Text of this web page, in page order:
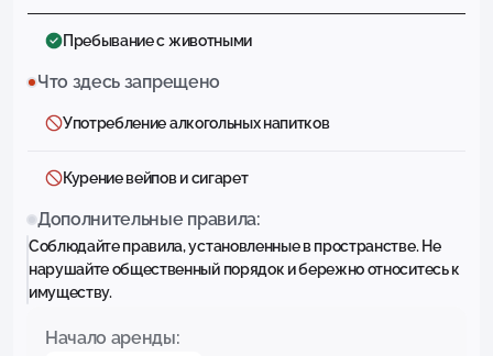
Пребывание с животными
Что здесь запрещено
Употребление алкогольных напитков
Курение вейпов и сигарет
Дополнительные правила:
Соблюдайте правила, установленные в пространстве. Не
нарушайте общественный порядок и бережно относитесь к
имуществу.
Начало аренды: